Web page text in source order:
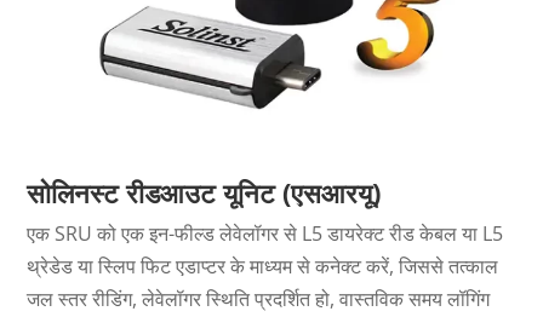
सोलिनस्ट रीडआउट यूनिट (एसआरयू)
एक SRU को एक इन-फील्ड लेवेलॉगर से L5 डायरेक्ट रीड केबल या L5
थ्रेडेड या स्लिप फिट एडाप्टर के माध्यम से कनेक्ट करें, जिससे तत्काल
जल स्तर रीडिंग, लेवेलॉगर स्थिति प्रदर्शित हो, वास्तविक समय लॉगिंग